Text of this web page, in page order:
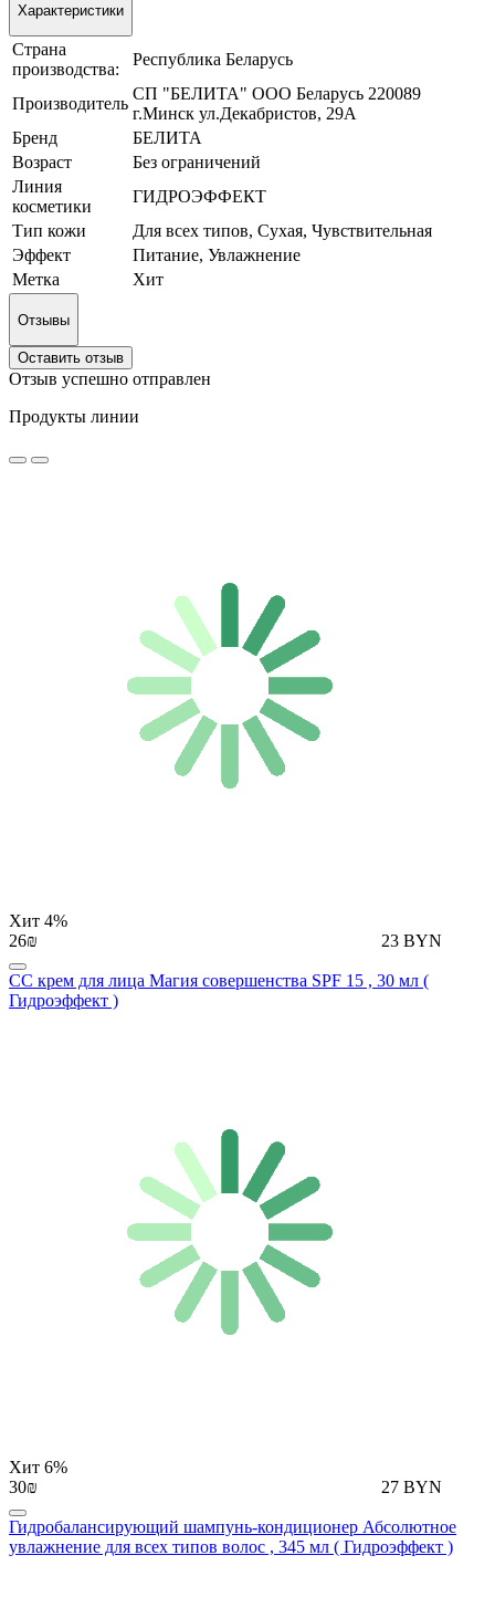
Характеристики
Страна
производства:
Республика Беларусь
Производитель
СП "БЕЛИТА" ООО Беларусь 220089
г.Минск ул.Декабристов, 29А
Бренд
БЕЛИТА
Возраст
Без ограничений
Линия
косметики
ГИДРОЭФФЕКТ
Тип кожи
Для всех типов, Сухая, Чувствительная
Эффект
Питание, Увлажнение
Метка
Хит
Отзывы
Оставить отзыв
Отзыв успешно отправлен
Продукты линии
Хит 4%
26₪
23 BYN
СС крем для лица Магия совершенства SPF 15 , 30 мл (
Гидроэффект )
Хит 6%
30₪
27 BYN
Гидробалансирующий шампунь-кондиционер Абсолютное
увлажнение для всех типов волос , 345 мл ( Гидроэффект )